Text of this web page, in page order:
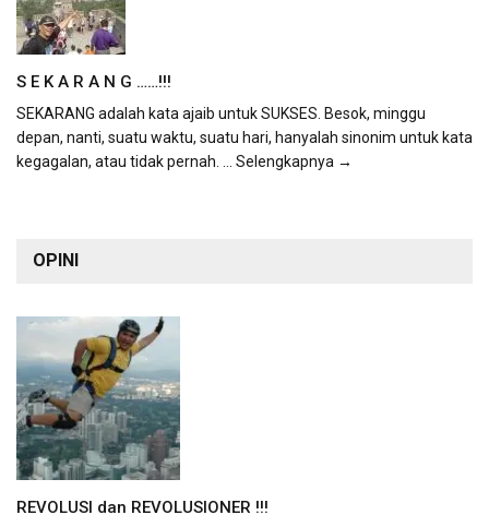
S E K A R A N G ……!!!
SEKARANG adalah kata ajaib untuk SUKSES. Besok, minggu
depan, nanti, suatu waktu, suatu hari, hanyalah sinonim untuk kata
kegagalan, atau tidak pernah. ... Selengkapnya →
OPINI
REVOLUSI dan REVOLUSIONER !!!